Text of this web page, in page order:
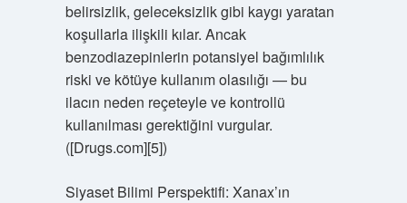
belirsizlik, geleceksizlik gibi kaygı yaratan
koşullarla ilişkili kılar. Ancak
benzodiazepinlerin potansiyel bağımlılık
riski ve kötüye kullanım olasılığı — bu
ilacın neden reçeteyle ve kontrollü
kullanılması gerektiğini vurgular.
([Drugs.com][5])
Siyaset Bilimi Perspektifi: Xanax’ın